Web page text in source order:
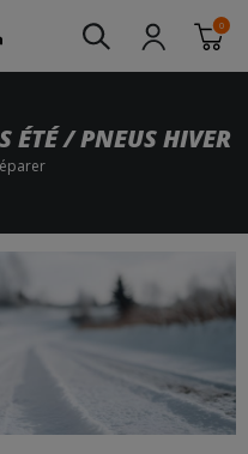
0
ÉTÉ / PNEUS HIVER